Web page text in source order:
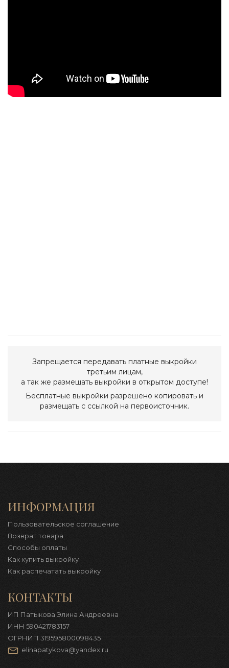
Запрещается передавать платные выкройки
третьим лицам,
а так же размещать выкройки в открытом доступе!
Бесплатные выкройки разрешено копировать и
размещать с ссылкой на первоисточник.
ИНФОРМАЦИЯ
Пользовательское соглашение
Возврат товара
Способы оплаты
Как купить выкройку
Как распечатать выкройку
КОНТАКТЫ
ИП Патыкова Элина Андреевна
ИНН 590421783157
ОГРНИП 319595800098435
elinapatykova@yandex.ru